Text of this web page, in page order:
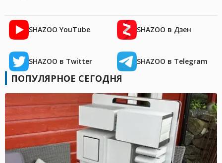
SHAZOO YouTube SHAZOO в Дзен
SHAZOO в Twitter SHAZOO в Telegram
ПОПУЛЯРНОЕ СЕГОДНЯ